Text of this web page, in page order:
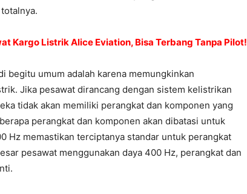
Kargo Listrik Alice Eviation, Bisa Terbang Tanpa Pilot!
begitu umum adalah karena memungkinkan
Jika pesawat dirancang dengan sistem kelistrikan
tidak akan memiliki perangkat dan komponen yang
perangkat dan komponen akan dibatasi untuk
Hz memastikan terciptanya standar untuk perangkat
pesawat menggunakan daya 400 Hz, perangkat dan